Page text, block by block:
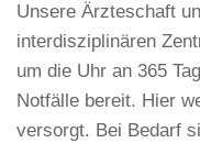
Unsere Ärzteschaft
interdisziplinären
um die Uhr an 365
Notfälle bereit. Hier
versorgt. Bei Bedarf